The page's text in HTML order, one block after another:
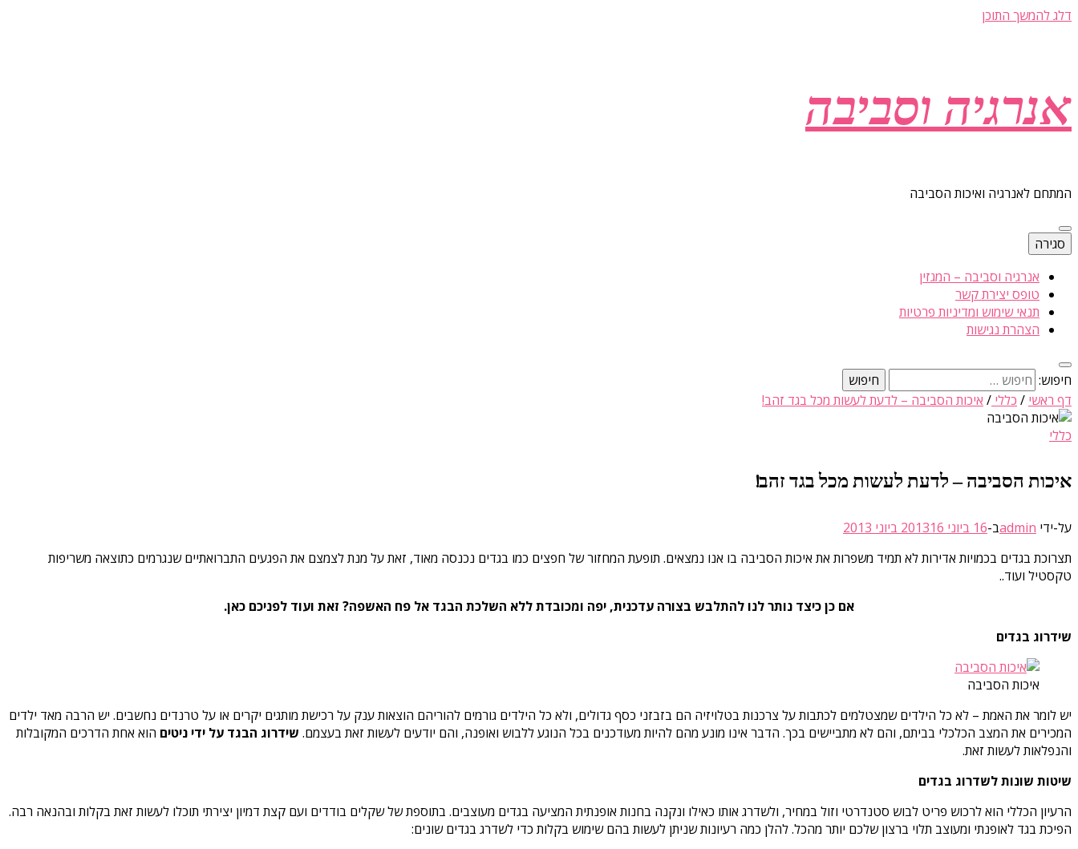
דלג להמשך התוכן
אנרגיה וסביבה
המתחם לאנרגיה ואיכות הסביבה
סגירה
אנרגיה וסביבה – המגזין
טופס יצירת קשר
תנאי שימוש ומדיניות פרטיות
הצהרת נגישות
חיפוש:
דף ראשי / כללי / איכות הסביבה – לדעת לעשות מכל בגד זהב!
כללי
איכות הסביבה – לדעת לעשות מכל בגד זהב!
על-ידי adminב-16 ביוני 2013
16 ביוני 2013
תצרוכת בגדים בכמויות אדירות לא תמיד משפרות את איכות הסביבה בו אנו נמצאים. תופעת המחזור של חפצים כמו בגדים נכנסה מאוד, זאת על מנת לצמצם את הפגעים התברואתיים שנגרמים כתוצאה משריפות
טקסטיל ועוד..
אם כן כיצד נותר לנו להתלבש בצורה עדכנית, יפה ומכובדת ללא השלכת הבגד אל פח האשפה? זאת ועוד לפניכם כאן.
שידרוג בגדים
איכות הסביבה
יש לומר את האמת – לא כל הילדים שמצטלמים לכתבות על צרכנות בטלויזיה הם בזבזני כסף גדולים, ולא כל הילדים גורמים להוריהם הוצאות ענק על רכישת מותגים יקרים או על טרנדים נחשבים. יש הרבה מאד ילדים
המכירים את המצב הכלכלי בביתם, והם לא מתביישים בכך. הדבר אינו מונע מהם להיות מעודכנים בכל הנוגע ללבוש ואופנה, והם יודעים לעשות זאת בעצמם. שידרוג הבגד על ידי ניטים הוא אחת הדרכים המקובלות
והנפלאות לעשות זאת.
שיטות שונות לשדרוג בגדים
הרעיון הכללי הוא לרכוש פריט לבוש סטנדרטי וזול במחיר, ולשדרג אותו כאילו ונקנה בחנות אופנתית המציעה בגדים מעוצבים. בתוספת של שקלים בודדים ועם קצת דמיון יצירתי תוכלו לעשות זאת בקלות ובהנאה רבה.
הפיכת בגד לאופנתי ומעוצב תלוי ברצון שלכם יותר מהכל. להלן כמה רעיונות שניתן לעשות בהם שימוש בקלות כדי לשדרג בגדים שונים: